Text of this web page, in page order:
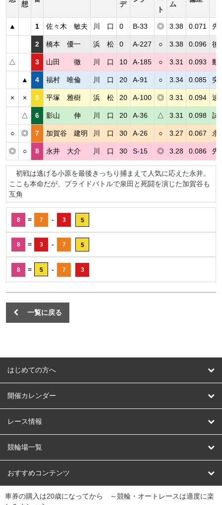
想
デ
ト
ム
▲ 1 佐々木 敏夫 川 口 0 B-33 ◎ 3.38 0.071 先
2 橋本 優一 浜 松 0 A-227 ○ 3.38 0.096 後
△ 3 山田 徹 川 口 10 A-185 ○ 3.31 0.093 動
▲ 4 福村 唯倫 川 口 20 A-91 ○ 3.34 0.085 突
× × 5 平塚 雅樹 浜 松 20 A-100 ◎ 3.31 0.094 速
△ 6 影山 伸 川 口 20 A-36 △ 3.31 0.098 試
○ ◎ 7 加賀谷 建明 川 口 30 A-26 ○ 3.27 0.067 永
◎ ○ 8 永井 大介 川 口 30 S-15 ◎ 3.28 0.086 先
初戦は逃げる小原を最後きっちり捕まえて人気に応えた永井。
ここも本命だが、プライドバトルで泉田と死闘を演じた加賀谷も
互角
8 = 7 - 3 5
8 = 3 - 7 5
8 = 5 - 7 3
一覧に戻る
はじめての方へ
はじめての方へ
開催カレンダー
競輪
オートレース
競輪くじ
Dokanto!
レース情報
レース予想
レース結果
キャリーオーバー一覧
競輪場一覧
北日本 函館競輪場
関
弥彦競輪場 前橋競輪場 取手競輪場 宇都宮競輪場
おすすめコンテンツ
競輪選手情報
車券の購入は20歳になってから ～競輪・オートレースは適度に楽